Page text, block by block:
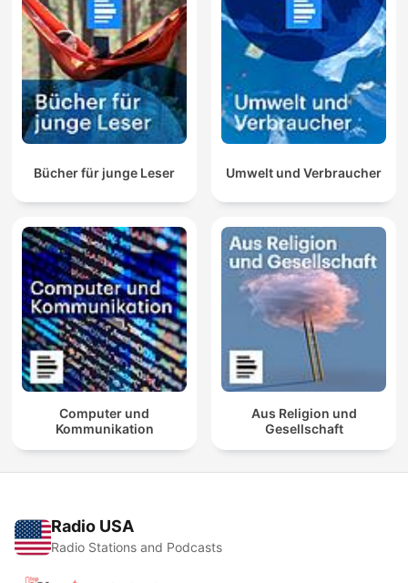
Bücher für junge Leser Umwelt und Verbraucher
Computer und
Kommunikation
Aus Religion und
Gesellschaft
Radio USA
Radio Stations and Podcasts